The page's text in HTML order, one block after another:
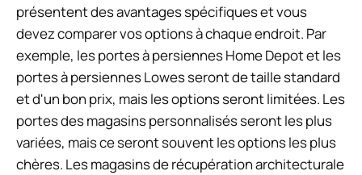
présentent des avantages spécifiques et vous
devez comparer vos options à chaque endroit. Par
exemple, les portes à persiennes Home Depot et les
portes à persiennes Lowes seront de taille standard
et d'un bon prix, mais les options seront limitées. Les
portes des magasins personnalisés seront les plus
variées, mais ce seront souvent les options les plus
chères. Les magasins de récupération architecturale